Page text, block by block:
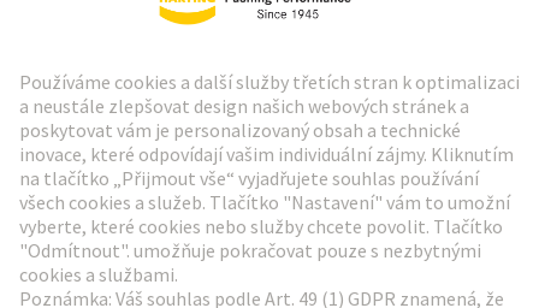
Zpravodaj HARTING
Přejít na registraci
Social Media